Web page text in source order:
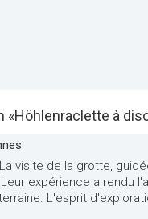
«Höhlenraclette à
visite de la grotte,
expérience a rendu
L'esprit